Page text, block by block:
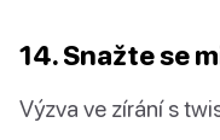
14. Snažte se
Výzva ve zírání s